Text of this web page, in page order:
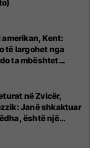
Kent:
të largohet nga
ta mbështet
luftë të
në Zvicër,
Janë shkaktuar
është një